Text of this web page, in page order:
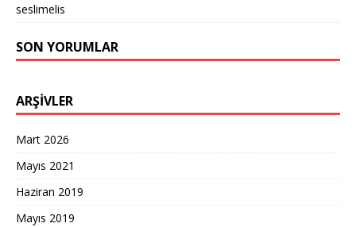
seslimelis
SON YORUMLAR
ARŞIVLER
Mart 2026
Mayıs 2021
Haziran 2019
Mayıs 2019